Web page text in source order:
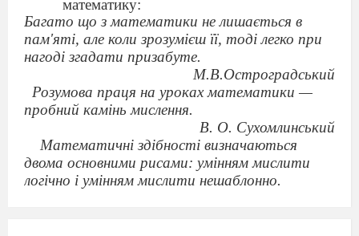
математику:
Багато що з математики не лишається в
пам'яті, але коли зрозумієш її, тоді легко при
нагоді згадати призабуте.
М.В.Остроградський
Розумова праця на уроках математики —
пробний камінь мислення.
В. О. Сухомлинський
Математичні здібності визначаються
двома основними рисами: умінням мислити
логічно і умінням мислити нешаблонно.